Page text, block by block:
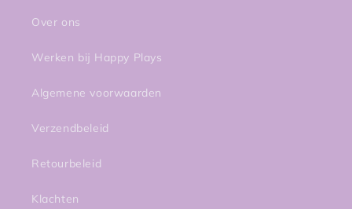
Over ons
Werken bij Happy Plays
Algemene voorwaarden
Verzendbeleid
Retourbeleid
Klachten